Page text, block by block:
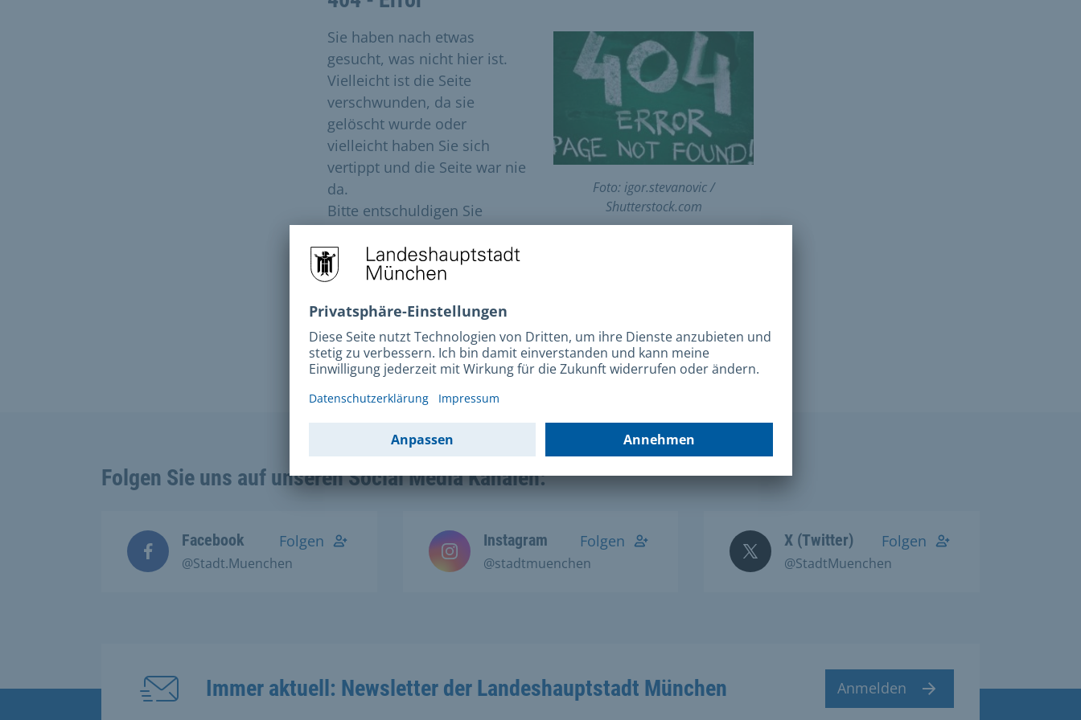
Foto: igor.stevanovic /
Shutterstock.com
Sie haben nach etwas
gesucht, was nicht hier ist.
Vielleicht ist die Seite
verschwunden, da sie
gelöscht wurde oder
vielleicht haben Sie sich
vertippt und die Seite war nie
da.
Bitte entschuldigen Sie
Bitte versuchen Sie folgende Möglichkeiten:
entsprechende Seite zu finden.
Versuchen Sie den gewünschten Inhalt überunsere
Homepagezu finden.
Folgen Sie uns auf unseren Social Media Kanälen:
Facebook
@Stadt.Muenchen
Folgen Instagram
@stadtmuenchen
Folgen X (Twitter)
@StadtMuenchen
Folgen
Immer aktuell: Newsletter der Landeshauptstadt München Anmelden